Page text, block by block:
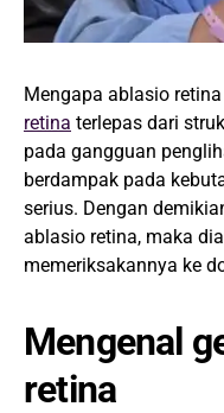
Mengapa ablasio
retina terlepas dari
pada gangguan
berdampak pada
serius. Dengan
ablasio retina, maka
memeriksakannya ke
Mengenal
retina